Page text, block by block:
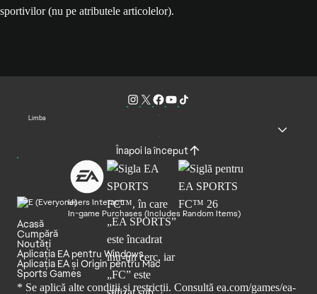
sportivilor (nu pe atributele articolelor).
Limba
Înapoi la început
Users Interact
In-game Purchases (Includes Random Items)
Acasă
Cumpără
Noutăți
Aplicația EA pentru Windows
Aplicația EA și Origin pentru Mac
Sports Games
* Se aplică alte condiții și restricții. Consultă ea.com/games/ea-